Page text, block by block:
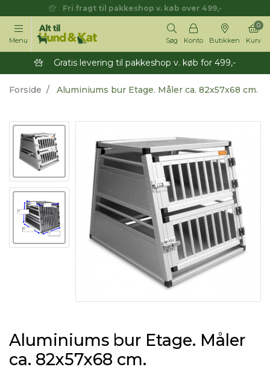
Fri fragt til pakkeshop v. køb over 499,-
Menu Søg Konto Butikken Kurv
0
Gratis levering til pakkeshop v. køb for 499,-
Forside Aluminiums bur Etage. Måler ca. 82x57x68 cm.
Aluminiums bur Etage. Måler
ca. 82x57x68 cm.